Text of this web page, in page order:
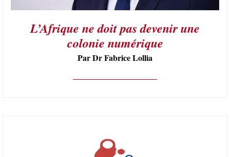
L’Afrique ne doit pas devenir une
colonie numérique
Par Dr Fabrice Lollia